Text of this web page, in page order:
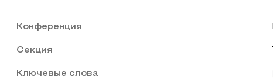
Конференция
Секция
Ключевые слова